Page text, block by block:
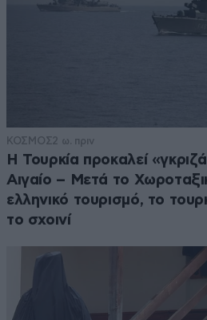
ΚΟΣΜΟΣ2 ω. πριν
Η Τουρκία προκαλεί
Αιγαίο – Μετά το
ελληνικό τουρισμό, το
το σχοινί